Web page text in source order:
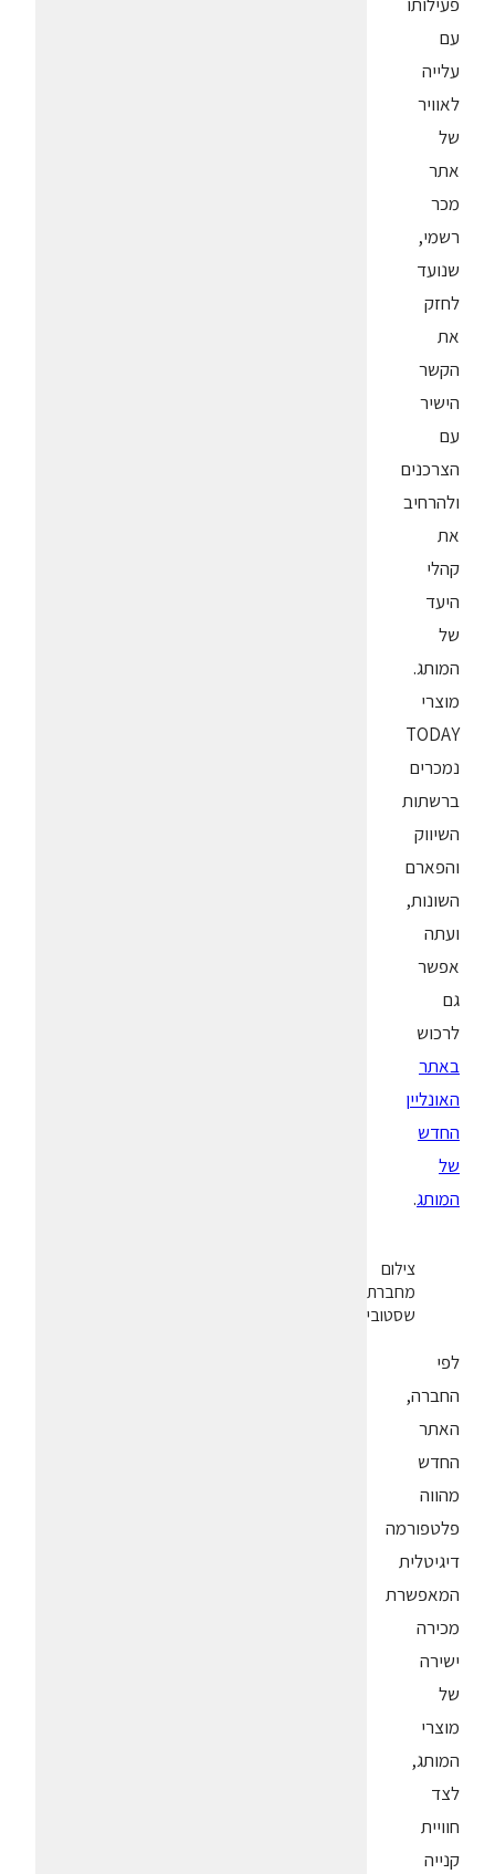
עם
עלייה
לאוויר
של
אתר
מכר
רשמי,
שנועד
לחזק
את
הקשר
הישיר
עם
הצרכנים
ולהרחיב
את
קהלי
היעד
של
המותג.
מוצרי
נמכרים
ברשתות
השיווק
והפארם
השונות,
ועתה
אפשר
גם
לרכוש
באתר
האונליין
החדש
של
המותג.
צילום
מחברת
שסטוביץ
לפי
החברה,
האתר
החדש
מהווה
פלטפורמה
דיגיטלית
המאפשרת
מכירה
ישירה
של
מוצרי
המותג,
לצד
חוויית
קנייה